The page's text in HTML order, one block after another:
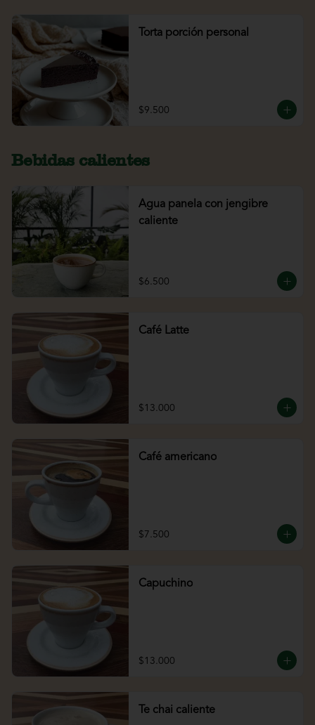
Torta porción personal
$9.500
Bebidas calientes
Agua panela con jengibre
caliente
$6.500
Café Latte
$13.000
Café americano
$7.500
Capuchino
$13.000
Te chai caliente